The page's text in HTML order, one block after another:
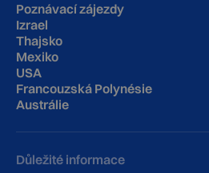
Poznávací zájezdy
Izrael
Thajsko
Mexiko
USA
Francouzská Polynésie
Austrálie
Důležité informace